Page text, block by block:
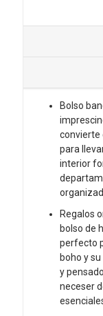
Bolso
Bandolera
personalizado
Bolso
convierte
para
interior
Regalos
bolso de
perfecto
boho y
y
neceser